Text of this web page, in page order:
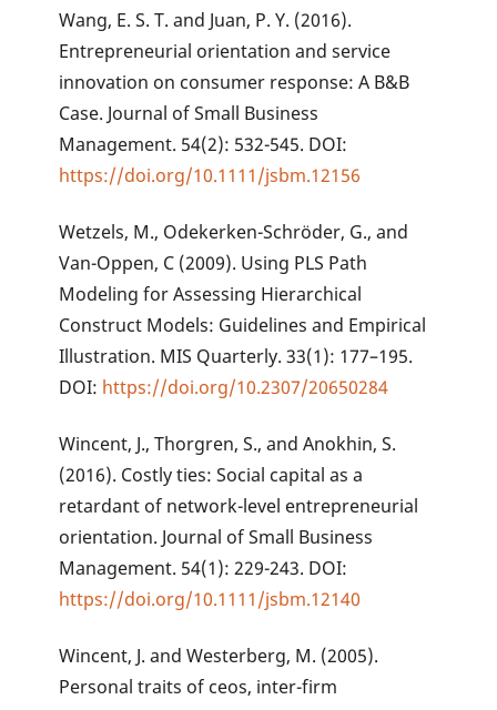
Wang, E. S. T. and Juan, P. Y. (2016).
Entrepreneurial orientation and service
innovation on consumer response: A B&B
Case. Journal of Small Business
Management. 54(2): 532-545. DOI:
https://doi.org/10.1111/jsbm.12156
Wetzels, M., Odekerken-Schröder, G., and
Van-Oppen, C (2009). Using PLS Path
Modeling for Assessing Hierarchical
Construct Models: Guidelines and Empirical
Illustration. MIS Quarterly. 33(1): 177–195.
DOI: https://doi.org/10.2307/20650284
Wincent, J., Thorgren, S., and Anokhin, S.
(2016). Costly ties: Social capital as a
retardant of network-level entrepreneurial
orientation. Journal of Small Business
Management. 54(1): 229-243. DOI:
https://doi.org/10.1111/jsbm.12140
Wincent, J. and Westerberg, M. (2005).
Personal traits of ceos, inter-firm